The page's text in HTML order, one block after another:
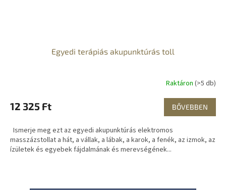
Egyedi terápiás akupunktúrás toll
Raktáron (>5 db)
12 325 Ft BŐVEBBEN
Ismerje meg ezt az egyedi akupunktúrás elektromos
masszázstollat ​​a hát, a vállak, a lábak, a karok, a fenék, az izmok, az
ízületek és egyebek fájdalmának és merevségének...